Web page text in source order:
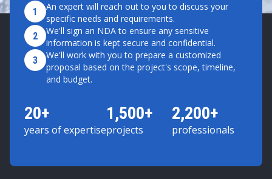
1
An expert will reach out to you to discuss your
specific needs and requirements.
2
We'll sign an NDA to ensure any sensitive
information is kept secure and confidential.
3
We'll work with you to prepare a customized
proposal based on the project's scope, timeline,
and budget.
20+
years of expertise
1,500+
projects
2,200+
professionals